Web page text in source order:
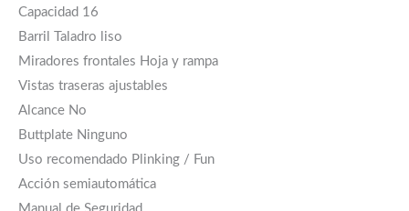
Capacidad 16
Barril Taladro liso
Miradores frontales Hoja y rampa
Vistas traseras ajustables
Alcance No
Buttplate Ninguno
Uso recomendado Plinking / Fun
Acción semiautomática